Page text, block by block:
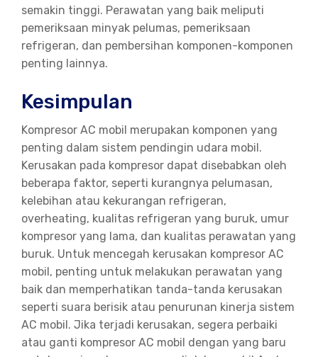
semakin tinggi. Perawatan yang baik meliputi
pemeriksaan minyak pelumas, pemeriksaan
refrigeran, dan pembersihan komponen-komponen
penting lainnya.
Kesimpulan
Kompresor AC mobil merupakan komponen yang
penting dalam sistem pendingin udara mobil.
Kerusakan pada kompresor dapat disebabkan oleh
beberapa faktor, seperti kurangnya pelumasan,
kelebihan atau kekurangan refrigeran,
overheating, kualitas refrigeran yang buruk, umur
kompresor yang lama, dan kualitas perawatan yang
buruk. Untuk mencegah kerusakan kompresor AC
mobil, penting untuk melakukan perawatan yang
baik dan memperhatikan tanda-tanda kerusakan
seperti suara berisik atau penurunan kinerja sistem
AC mobil. Jika terjadi kerusakan, segera perbaiki
atau ganti kompresor AC mobil dengan yang baru